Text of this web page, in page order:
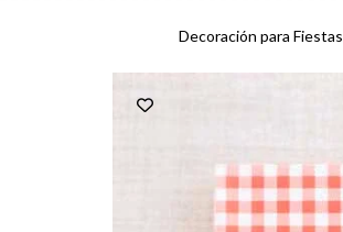
Decoración para Fiestas